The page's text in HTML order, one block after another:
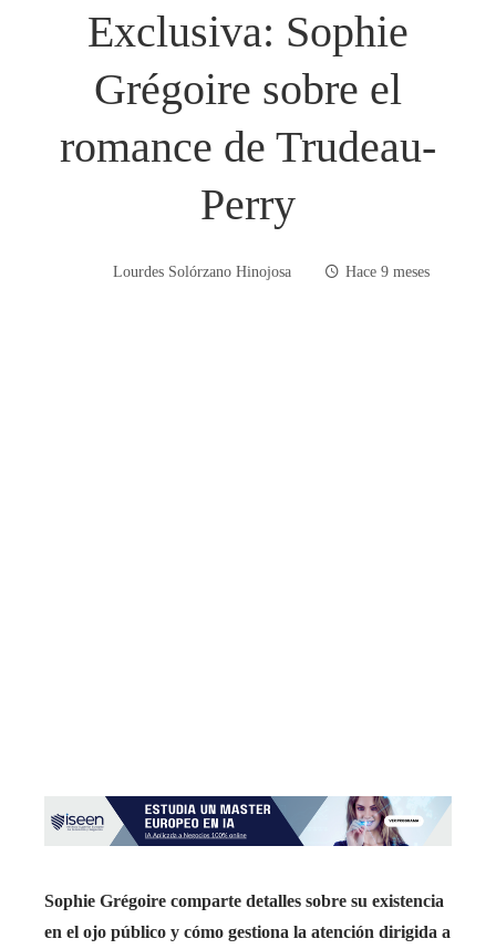
Exclusiva: Sophie
Grégoire sobre el
romance de Trudeau-
Perry
Lourdes Solórzano Hinojosa Hace 9 meses
Sophie Grégoire comparte detalles sobre su existencia
en el ojo público y cómo gestiona la atención dirigida a